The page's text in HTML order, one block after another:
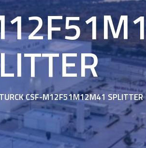
TURCK CSF-M12F51M12M41 SPLITTER